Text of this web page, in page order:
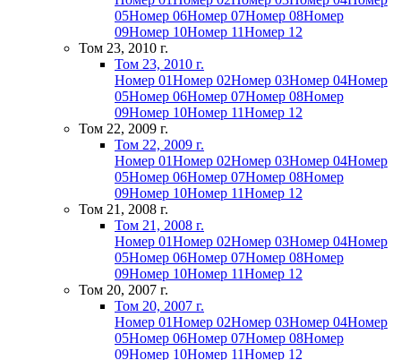
05Номер 06Номер 07Номер 08Номер
09Номер 10Номер 11Номер 12
Том 23, 2010 г.
Том 23, 2010 г.
Номер 01Номер 02Номер 03Номер 04Номер
05Номер 06Номер 07Номер 08Номер
09Номер 10Номер 11Номер 12
Том 22, 2009 г.
Том 22, 2009 г.
Номер 01Номер 02Номер 03Номер 04Номер
05Номер 06Номер 07Номер 08Номер
09Номер 10Номер 11Номер 12
Том 21, 2008 г.
Том 21, 2008 г.
Номер 01Номер 02Номер 03Номер 04Номер
05Номер 06Номер 07Номер 08Номер
09Номер 10Номер 11Номер 12
Том 20, 2007 г.
Том 20, 2007 г.
Номер 01Номер 02Номер 03Номер 04Номер
05Номер 06Номер 07Номер 08Номер
09Номер 10Номер 11Номер 12